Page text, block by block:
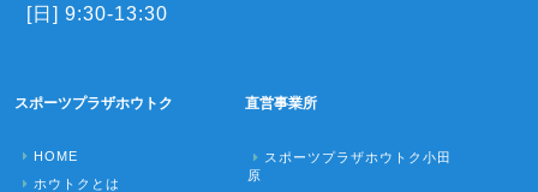
[日] 9:30-13:30
スポーツプラザホウトク
HOME
ホウトクとは
直営事業所
スポーツプラザホウトク小田
原